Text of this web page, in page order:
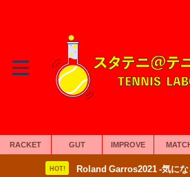
RACKET GUT IMPROVE
HOT! Roland Garros2021 -気に